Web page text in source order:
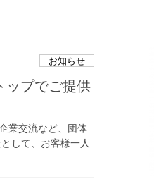
お知らせ
ップでご提供
業交流など、団体
して、お客様一人